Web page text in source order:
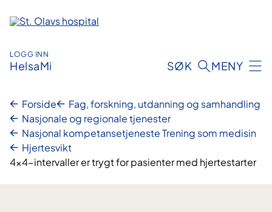
innhold
LOGG INN
HelsaMi SØK MENY
Forside
Fag, forskning, utdanning og samhandling
Nasjonale og regionale tjenester
Nasjonal kompetansetjeneste Trening som medisin
Hjertesvikt
4x4-intervaller er trygt for pasienter med hjertestarter